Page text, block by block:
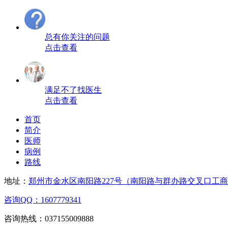
总有你关注的问题
点击查看
满足不了找医生
点击查看
首页
简介
医师
病例
路线
地址： 郑州市金水区南阳路227号（南阳路与群办路交叉口工商
咨询QQ：1607779341
咨询热线：037155009888